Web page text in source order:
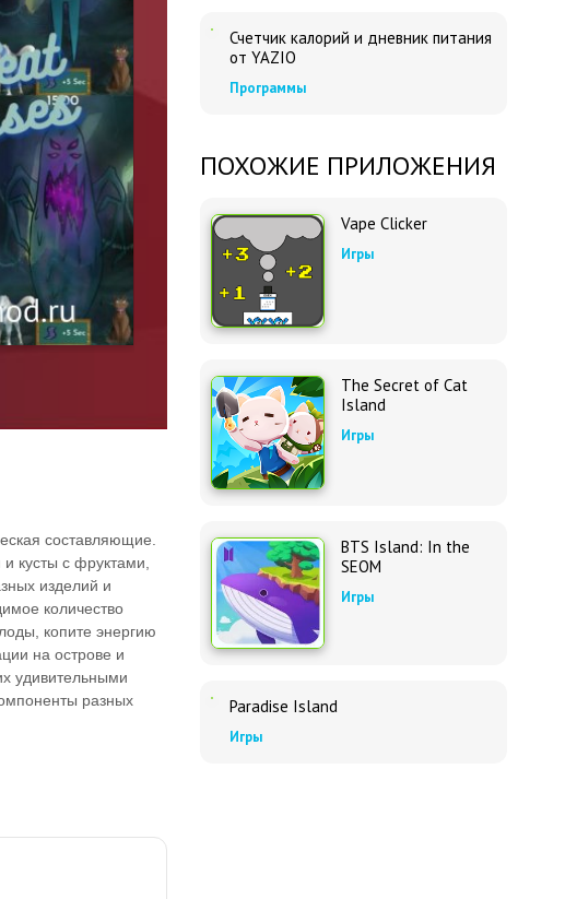
составляющие.
кусты с фруктами,
изделий и
количество
копите энергию
на острове и
удивительными
разных
Счетчик калорий и дневник питания
от YAZIO
Программы
ПОХОЖИЕ ПРИЛОЖЕНИЯ
Vape Clicker
Игры
The Secret of Cat
Island
Игры
BTS Island: In the
SEOM
Игры
Paradise Island
Игры